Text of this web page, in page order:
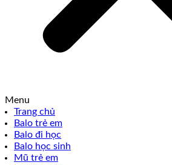
Menu
Trang chủ
Balo trẻ em
Balo đi học
Balo học sinh
Mũ trẻ em